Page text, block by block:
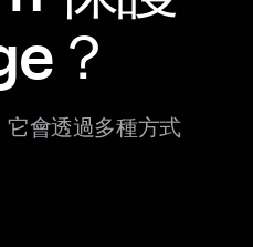
？
會透過多種方式